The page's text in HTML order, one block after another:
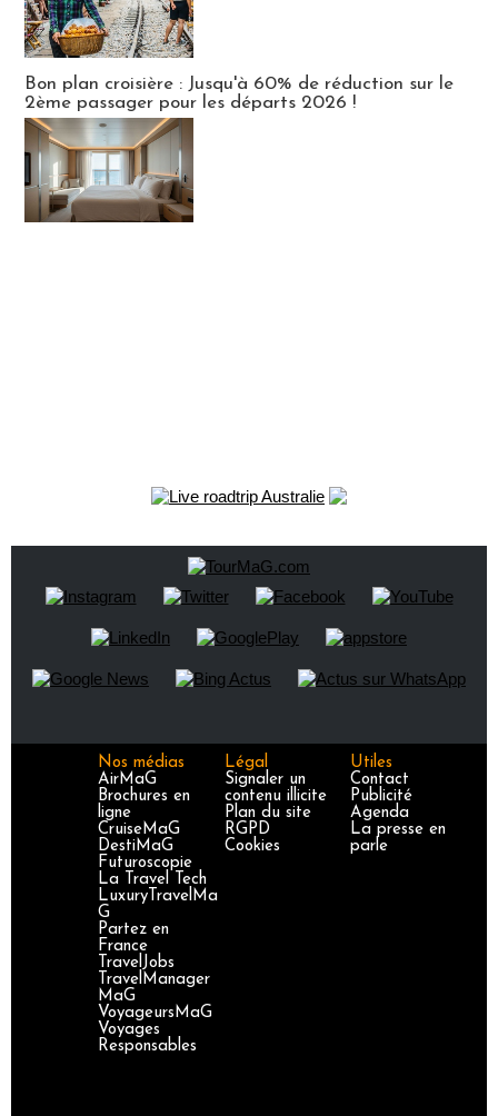
Bon plan croisière : Jusqu'à 60% de réduction sur le
2ème passager pour les départs 2026 !
Nos médias
AirMaG
Brochures en
ligne
CruiseMaG
DestiMaG
Futuroscopie
La Travel Tech
LuxuryTravelMa
G
Partez en
France
TravelJobs
TravelManager
MaG
VoyageursMaG
Voyages
Responsables
Légal
Signaler un
contenu illicite
Plan du site
RGPD
Cookies
Utiles
Contact
Publicité
Agenda
La presse en
parle